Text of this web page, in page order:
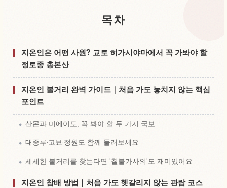
Chion-in Temple 근처 숙소 찾기
Chion-in Temple 체험 찾기 ↗
목차
지온인은 어떤 사원? 교토 히가시야마에서 꼭 가봐야 할
정토종 총본산
지온인 볼거리 완벽 가이드｜처음 가도 놓치지 않는 핵심
포인트
산몬과 미에이도, 꼭 봐야 할 두 가지 국보
대종루·고뵤·정원도 함께 둘러보세요
세세한 볼거리를 찾는다면 '칠불가사의'도 재미있어요
지온인 참배 방법｜처음 가도 헷갈리지 않는 관람 코스